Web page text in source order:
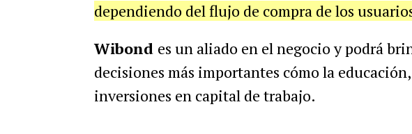
dependiendo del flujo de compra de los
Wibond es un aliado en el negocio y podrá
decisiones más importantes cómo la
inversiones en capital de trabajo.